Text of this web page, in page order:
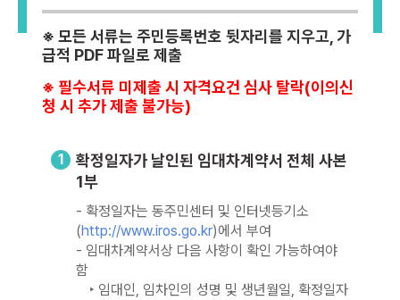
※ 모든 서류는 주민등록번호 뒷자리를 지우고, 가
급적 PDF 파일로 제출
※ 필수서류 미제출 시 자격요건 심사 탈락(이의신
청 시 추가 제출 불가능)
1
확정일자가 날인된 임대차계약서 전체 사본
1부
- 확정일자는 동주민센터 및 인터넷등기소
(http://www.iros.go.kr)에서 부여
- 임대차계약서상 다음 사항이 확인 가능하여야
함
‣ 임대인, 임차인의 성명 및 생년월일, 확정일자